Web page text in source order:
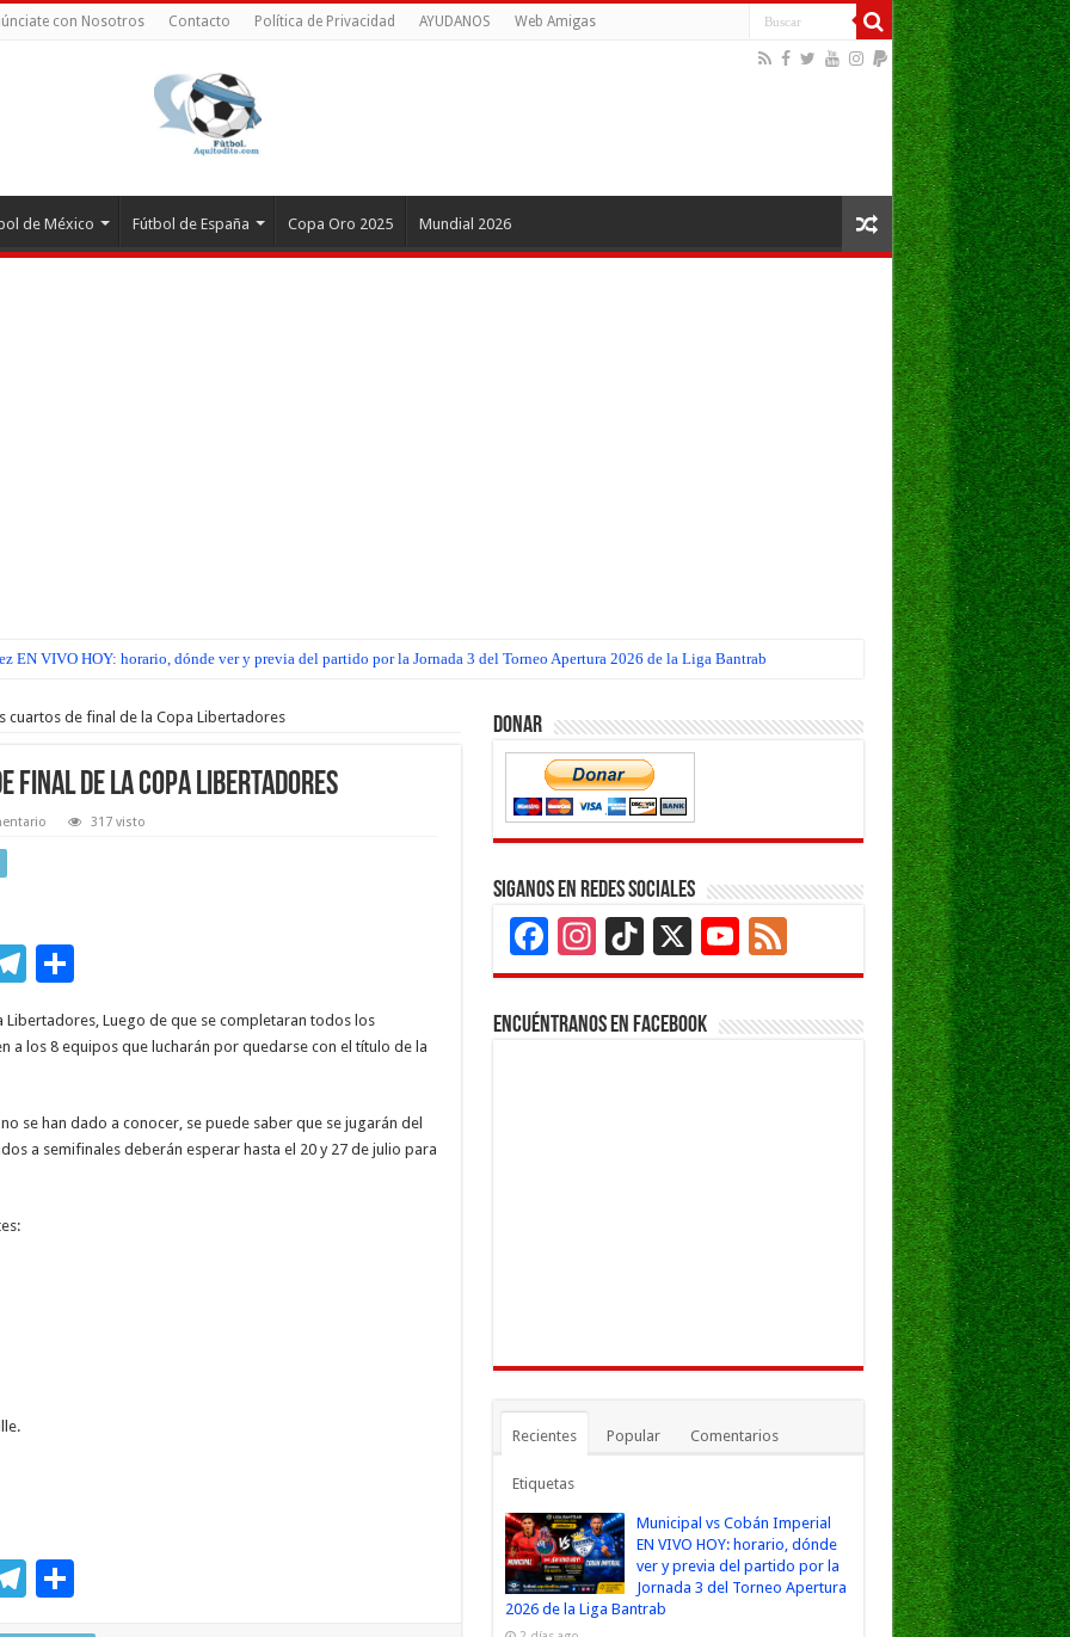
con Nosotros Contacto Política de Privacidad AYUDANOS Web Amigas
de México Fútbol de España Copa Oro 2025 Mundial 2026
EN VIVO HOY: horario, dónde ver y previa del partido por la Jornada 3 del Torneo Apertura 2026 de la Liga Bantrab
cuartos de final de la Copa Libertadores
final de la Copa Libertadores
317 visto
T
e
a
m
C
m
ar
ti
Libertadores, Luego de que se completaran todos los
a los 8 equipos que lucharán por quedarse con el título de la
se han dado a conocer, se puede saber que se jugarán del
a semifinales deberán esperar hasta el 20 y 27 de julio para
T C
Donar
Siganos en Redes Sociales
Facebook
Instagram
TikTok
X YouTube
Channel
Feed
Encuéntranos en Facebook
Recientes Popular Comentarios
Etiquetas
Municipal vs Cobán Imperial
EN VIVO HOY: horario, dónde
ver y previa del partido por la
Jornada 3 del Torneo Apertura
2026 de la Liga Bantrab